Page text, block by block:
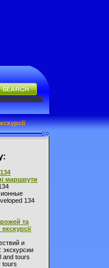
маршрути
134
та
и
экскурсии
and tours
tours